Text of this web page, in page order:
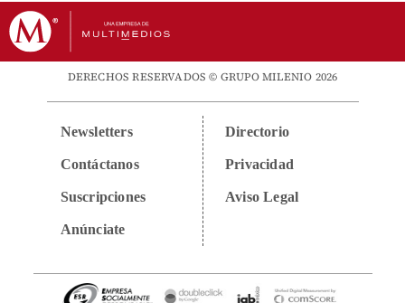
DERECHOS RESERVADOS © GRUPO MILENIO 2026
Newsletters
Contáctanos
Suscripciones
Anúnciate
Directorio
Privacidad
Aviso Legal